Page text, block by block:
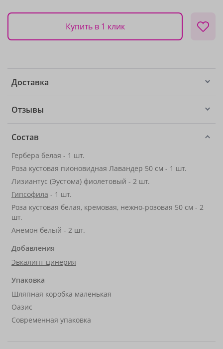
Купить в 1 клик
Доставка
Отзывы
Состав
Гербера белая - 1 шт.
Роза кустовая пионовидная Лавандер 50 см - 1 шт.
Лизиантус (Эустома) фиолетовый - 2 шт.
Гипсофила - 1 шт.
Роза кустовая белая, кремовая, нежно-розовая 50 см - 2
шт.
Анемон белый - 2 шт.
Добавления
Эвкалипт цинерия
Упаковка
Шляпная коробка маленькая
Оазис
Современная упаковка